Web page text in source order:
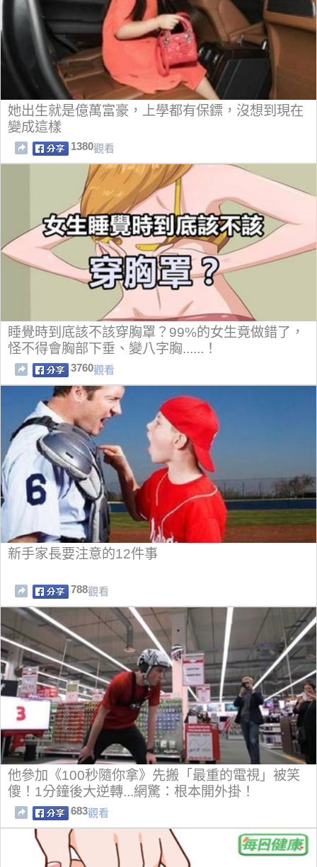
她出生就是億萬富豪，上學都有保鏢，沒想到現在
變成這樣
1380觀看
睡覺時到底該不該穿胸罩？99%的女生竟做錯了，
怪不得會胸部下垂、變八字胸......！
3760觀看
新手家長要注意的12件事
788觀看
他參加《100秒隨你拿》先搬「最重的電視」被笑
傻！1分鐘後大逆轉...網驚：根本開外掛！
683觀看